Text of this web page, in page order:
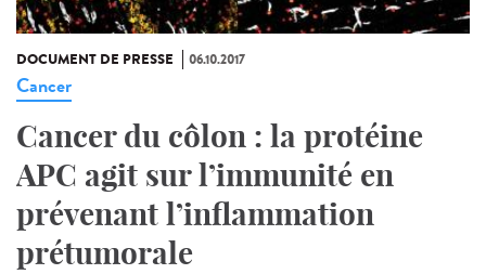
DOCUMENT DE PRESSE 06.10.2017
Cancer
Cancer du côlon : la protéine
APC agit sur l’immunité en
prévenant l’inflammation
prétumorale